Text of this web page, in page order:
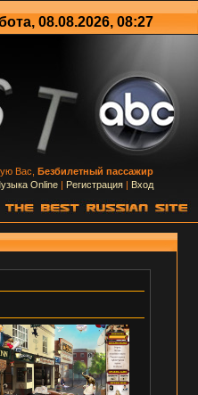
08.08.2026, 08:27
Вас, Безбилетный пассажир
Online | Регистрация | Вход